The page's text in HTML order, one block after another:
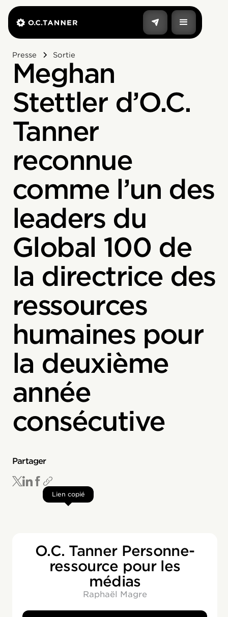
Presse Sortie
Meghan
Stettler d’O.C.
Tanner
reconnue
comme l’un des
leaders du
Global 100 de
la directrice des
ressources
humaines pour
la deuxième
année
consécutive
Partager
Lien copié
O.C. Tanner Personne-
ressource pour les
médias
Raphaël Magre